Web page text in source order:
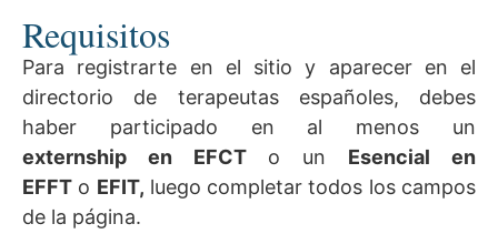
Requisitos
Para registrarte en el sitio y aparecer en el
directorio de terapeutas españoles, debes
haber participado en al menos un
externship en EFCT o un Esencial en
EFFT o EFIT, luego completar todos los campos
de la página.